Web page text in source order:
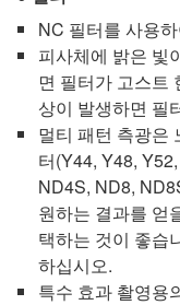
NC 필터를 사용
피사체에 밝은 빛
면 필터가 고스트
상이 발생하면 필
멀티 패턴 측광은
터(Y44, Y48,
ND4S, ND8,
원하는 결과를 얻
택하는 것이 좋습
하십시오.
특수 효과 촬영용